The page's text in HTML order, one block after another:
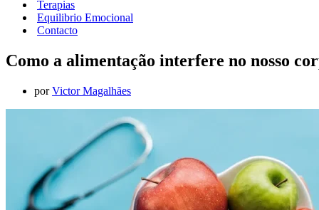
Terapias
Equilibrio Emocional
Contacto
Como a alimentação interfere no nosso
porVictor Magalhães